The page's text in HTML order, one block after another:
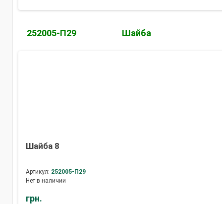
252005-П29 Шайба
Шайба 8
Артикул: 252005-П29
Нет в наличии
грн.